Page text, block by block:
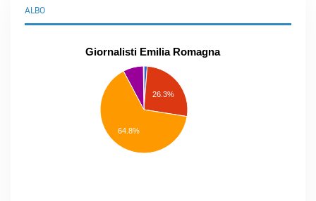
ALBO
Giornalisti Emilia Romagna
26.3%
64.8%